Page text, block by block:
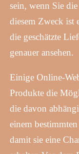
sein, wenn Sie
diesem Zweck ist
die geschätzte
genauer ansehen.
Einige Online-
Produkte die
die davon
einem
damit sie eine